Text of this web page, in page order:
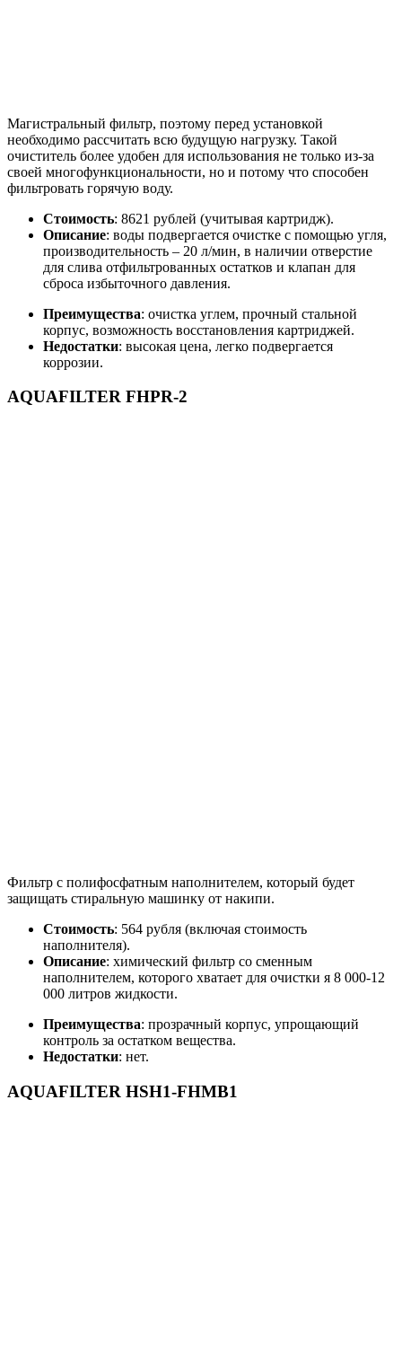
Магистральный фильтр, поэтому перед установкой
необходимо рассчитать всю будущую нагрузку. Такой
очиститель более удобен для использования не только из-за
своей многофункциональности, но и потому что способен
фильтровать горячую воду.
Стоимость: 8621 рублей (учитывая картридж).
Описание: воды подвергается очистке с помощью угля,
производительность – 20 л/мин, в наличии отверстие
для слива отфильтрованных остатков и клапан для
сброса избыточного давления.
Преимущества: очистка углем, прочный стальной
корпус, возможность восстановления картриджей.
Недостатки: высокая цена, легко подвергается
коррозии.
AQUAFILTER FHPR-2
Фильтр с полифосфатным наполнителем, который будет
защищать стиральную машинку от накипи.
Стоимость: 564 рубля (включая стоимость
наполнителя).
Описание: химический фильтр со сменным
наполнителем, которого хватает для очистки я 8 000-12
000 литров жидкости.
Преимущества: прозрачный корпус, упрощающий
контроль за остатком вещества.
Недостатки: нет.
AQUAFILTER HSH1-FHMB1